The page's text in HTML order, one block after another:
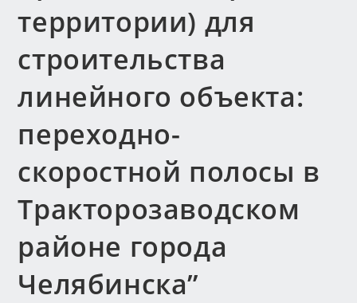
территории) для
строительства
линейного объекта:
переходно-
скоростной полосы в
Тракторозаводском
районе города
Челябинска”